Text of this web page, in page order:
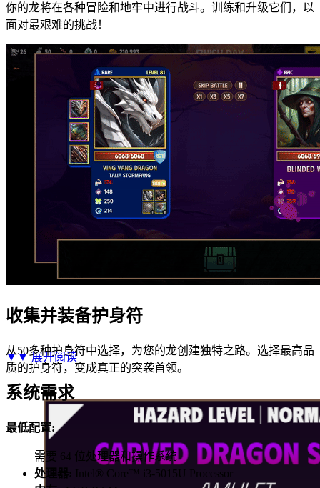
你的龙将在各种冒险和地牢中进行战斗。训练和升级它们，以
面对最艰难的挑战！
收集并装备护身符
从50多种护身符中选择，为您的龙创建独特之路。选择最高品
质的护身符，变成真正的突袭首领。
▼▼展开阅读
系统需求
最低配置:
需要 64 位处理器和操作系统
处理器: Intel® Core™ i3-5015U Processor